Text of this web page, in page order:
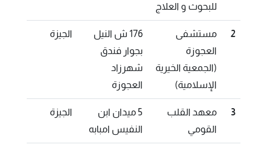
للبحوث و العلاج
2
مستشفى
العجوزة
(الجمعية الخيرية
الإسلامية)
176 ش النيل
بجوار فندق
شهرزاد
العجوزة
الجيزة
3
معهد القلب
القومي
5 ميدان ابن
النفيس امبابه
الجيزة